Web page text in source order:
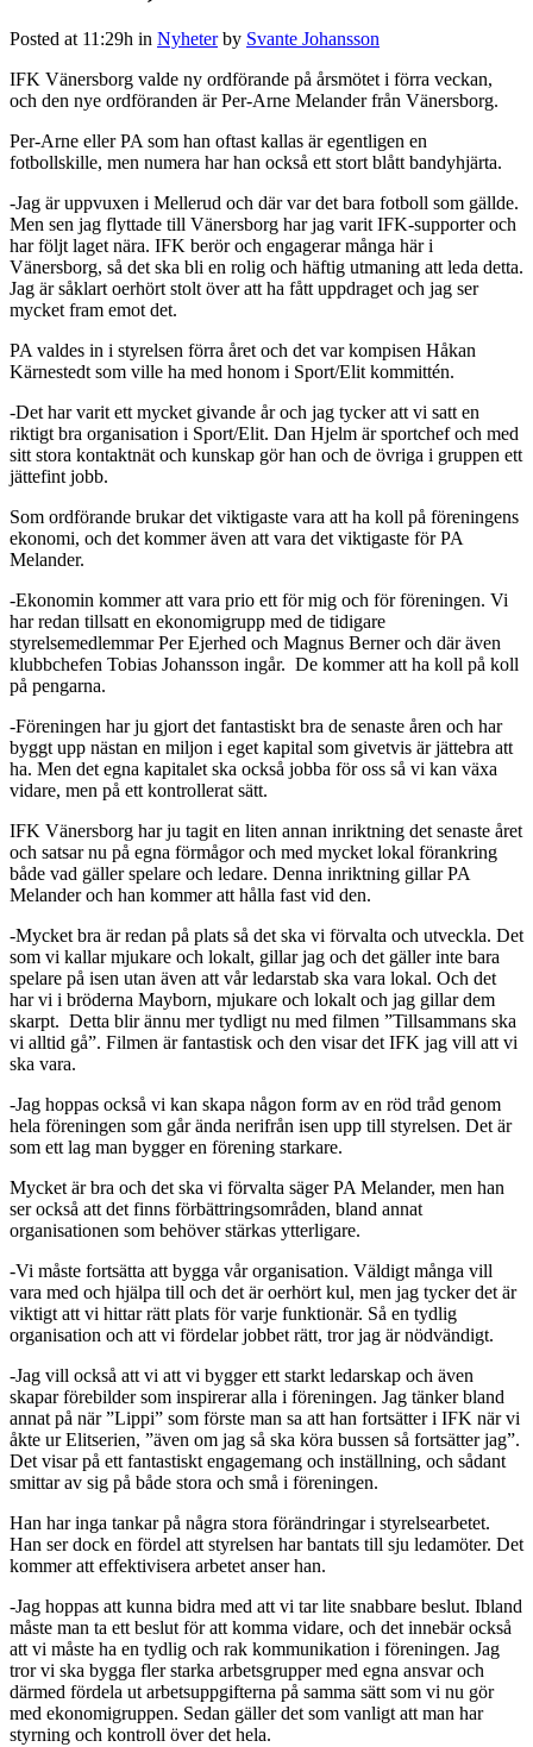
Posted at 11:29h in Nyheter by Svante Johansson
IFK Vänersborg valde ny ordförande på årsmötet i förra veckan,
och den nye ordföranden är Per-Arne Melander från Vänersborg.
Per-Arne eller PA som han oftast kallas är egentligen en
fotbollskille, men numera har han också ett stort blått bandyhjärta.
-Jag är uppvuxen i Mellerud och där var det bara fotboll som gällde.
Men sen jag flyttade till Vänersborg har jag varit IFK-supporter och
har följt laget nära. IFK berör och engagerar många här i
Vänersborg, så det ska bli en rolig och häftig utmaning att leda detta.
Jag är såklart oerhört stolt över att ha fått uppdraget och jag ser
mycket fram emot det.
PA valdes in i styrelsen förra året och det var kompisen Håkan
Kärnestedt som ville ha med honom i Sport/Elit kommittén.
-Det har varit ett mycket givande år och jag tycker att vi satt en
riktigt bra organisation i Sport/Elit. Dan Hjelm är sportchef och med
sitt stora kontaktnät och kunskap gör han och de övriga i gruppen ett
jättefint jobb.
Som ordförande brukar det viktigaste vara att ha koll på föreningens
ekonomi, och det kommer även att vara det viktigaste för PA
Melander.
-Ekonomin kommer att vara prio ett för mig och för föreningen. Vi
har redan tillsatt en ekonomigrupp med de tidigare
styrelsemedlemmar Per Ejerhed och Magnus Berner och där även
klubbchefen Tobias Johansson ingår. De kommer att ha koll på koll
på pengarna.
-Föreningen har ju gjort det fantastiskt bra de senaste åren och har
byggt upp nästan en miljon i eget kapital som givetvis är jättebra att
ha. Men det egna kapitalet ska också jobba för oss så vi kan växa
vidare, men på ett kontrollerat sätt.
IFK Vänersborg har ju tagit en liten annan inriktning det senaste året
och satsar nu på egna förmågor och med mycket lokal förankring
både vad gäller spelare och ledare. Denna inriktning gillar PA
Melander och han kommer att hålla fast vid den.
-Mycket bra är redan på plats så det ska vi förvalta och utveckla. Det
som vi kallar mjukare och lokalt, gillar jag och det gäller inte bara
spelare på isen utan även att vår ledarstab ska vara lokal. Och det
har vi i bröderna Mayborn, mjukare och lokalt och jag gillar dem
skarpt. Detta blir ännu mer tydligt nu med filmen ”Tillsammans ska
vi alltid gå”. Filmen är fantastisk och den visar det IFK jag vill att vi
ska vara.
-Jag hoppas också vi kan skapa någon form av en röd tråd genom
hela föreningen som går ända nerifrån isen upp till styrelsen. Det är
som ett lag man bygger en förening starkare.
Mycket är bra och det ska vi förvalta säger PA Melander, men han
ser också att det finns förbättringsområden, bland annat
organisationen som behöver stärkas ytterligare.
-Vi måste fortsätta att bygga vår organisation. Väldigt många vill
vara med och hjälpa till och det är oerhört kul, men jag tycker det är
viktigt att vi hittar rätt plats för varje funktionär. Så en tydlig
organisation och att vi fördelar jobbet rätt, tror jag är nödvändigt.
-Jag vill också att vi att vi bygger ett starkt ledarskap och även
skapar förebilder som inspirerar alla i föreningen. Jag tänker bland
annat på när ”Lippi” som förste man sa att han fortsätter i IFK när vi
åkte ur Elitserien, ”även om jag så ska köra bussen så fortsätter jag”.
Det visar på ett fantastiskt engagemang och inställning, och sådant
smittar av sig på både stora och små i föreningen.
Han har inga tankar på några stora förändringar i styrelsearbetet.
Han ser dock en fördel att styrelsen har bantats till sju ledamöter. Det
kommer att effektivisera arbetet anser han.
-Jag hoppas att kunna bidra med att vi tar lite snabbare beslut. Ibland
måste man ta ett beslut för att komma vidare, och det innebär också
att vi måste ha en tydlig och rak kommunikation i föreningen. Jag
tror vi ska bygga fler starka arbetsgrupper med egna ansvar och
därmed fördela ut arbetsuppgifterna på samma sätt som vi nu gör
med ekonomigruppen. Sedan gäller det som vanligt att man har
styrning och kontroll över det hela.